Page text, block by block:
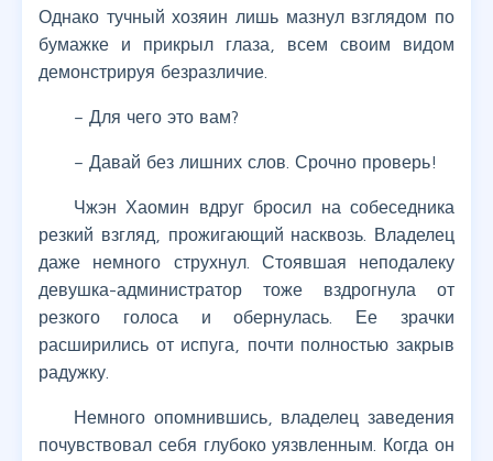
Однако тучный хозяин лишь мазнул взглядом по
бумажке и прикрыл глаза, всем своим видом
демонстрируя безразличие.
– Для чего это вам?
– Давай без лишних слов. Срочно проверь!
Чжэн Хаомин вдруг бросил на собеседника
резкий взгляд, прожигающий насквозь. Владелец
даже немного струхнул. Стоявшая неподалеку
девушка-администратор тоже вздрогнула от
резкого голоса и обернулась. Ее зрачки
расширились от испуга, почти полностью закрыв
радужку.
Немного опомнившись, владелец заведения
почувствовал себя глубоко уязвленным. Когда он